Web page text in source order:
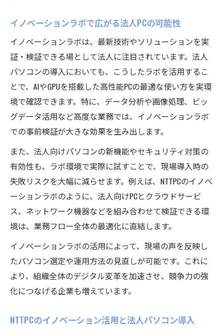
法人PC導入で得られるコストメリットとは
法人パソコン導入がコスト最適化に直結す
る理由
法人パソコン選びが経費削減に与える影響
とは
リース活用で変わる法人パソコンのコスト
管理
イノベーションによる法人パソコンのコス
ト優位性
法人パソコン導入で得る長期的なコストメ
リット
パソコン選定で失敗しないための管理ポイント
法人パソコン選定時の管理体制強化の秘訣
ント
パソコン管理で重視すべき法人向けの対応
策
法人パソコン選定後の運用管理の最適化方
法
イノベーションラボで広がる法人PCの可能性
イノベーションラボは、最新技術やソリューションを実
証・検証できる場として法人に注目されています。法人
パソコンの導入においても、こうしたラボを活用するこ
とで、AIやGPUを搭載した高性能PCの最適な使い方を実環
境で確認できます。特に、データ分析や画像処理、ビッ
グデータ活用など高度な業務では、イノベーションラボ
での事前検証が大きな効果を生み出します。
また、法人向けパソコンの新機能やセキュリティ対策の
有効性も、ラボ環境で実際に試すことで、現場導入時の
失敗リスクを大幅に減らせます。例えば、NTTPCのイノベ
ーションラボのように、法人向けPCとクラウドサービ
ス、ネットワーク機器などを組み合わせて検証できる環
境は、業務フロー全体の最適化に直結します。
イノベーションラボの活用によって、現場の声を反映し
たパソコン選定や運用方法の見直しが可能です。これに
より、組織全体のデジタル変革を加速させ、競争力の強
化につなげる企業も増えています。
NTTPCのイノベーション活用と法人パソコン導入